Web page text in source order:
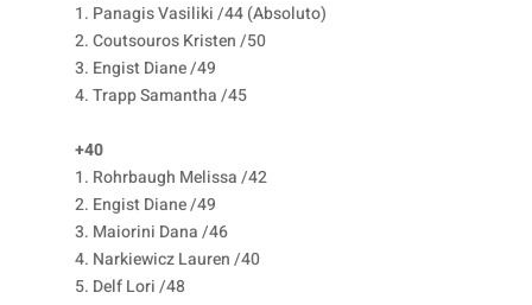
1. Panagis Vasiliki /44 (Absoluto)
2. Coutsouros Kristen /50
3. Engist Diane /49
4. Trapp Samantha /45
+40
1. Rohrbaugh Melissa /42
2. Engist Diane /49
3. Maiorini Dana /46
4. Narkiewicz Lauren /40
5. Delf Lori /48